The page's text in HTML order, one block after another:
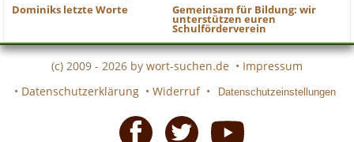
Dominiks letzte Worte
Gemeinsam für Bildung: wir
unterstützen euren
Schulförderverein
(c) 2009 - 2026 by wort-suchen.de • Impressum
• Datenschutzerklärung • Widerruf • Datenschutzeinstellungen